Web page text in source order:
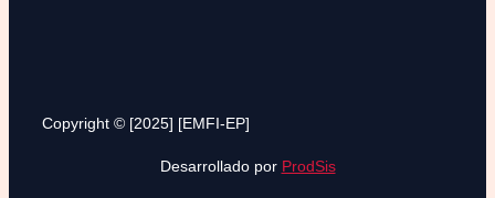
Copyright © [2025] [EMFI-EP]
Desarrollado por ProdSis